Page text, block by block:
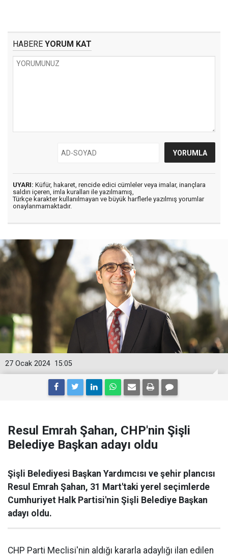
HABERE YORUM KAT
UYARI: Küfür, hakaret, rencide edici cümleler veya imalar, inançlara
saldırı içeren, imla kuralları ile yazılmamış,
Türkçe karakter kullanılmayan ve büyük harflerle yazılmış yorumlar
onaylanmamaktadır.
15:05
27 Ocak 2024
Resul Emrah Şahan, CHP'nin Şişli
Belediye Başkan adayı oldu
Şişli Belediyesi Başkan Yardımcısı ve şehir plancısı
Resul Emrah Şahan, 31 Mart'taki yerel seçimlerde
Cumhuriyet Halk Partisi'nin Şişli Belediye Başkan
adayı oldu.
CHP Parti Meclisi'nin aldığı kararla adaylığı ilan edilen